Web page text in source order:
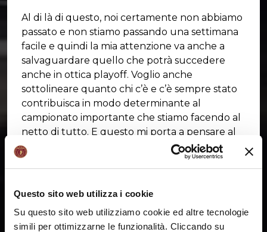
Questo sito web utilizza i cookie
Su questo sito web utilizziamo cookie ed altre tecnologie
simili per ottimizzarne le funzionalità. Cliccando su
Al di là di questo, noi certamente non abbiamo
passato e non stiamo passando una settimana
facile e quindi la mia attenzione va anche a
salvaguardare quello che potrà succedere
anche in ottica playoff. Voglio anche
sottolineare quanto chi c’è e c’è sempre stato
contribuisca in modo determinante al
campionato importante che stiamo facendo al
netto di tutto. E questo mi porta a pensare al
fatto di come arriveremo alla partita di
domenica, ma ancor più all’ultima di
playoff. Questo è il mio vero pensiero: la
medico dovremo essere bravi a escogitare".